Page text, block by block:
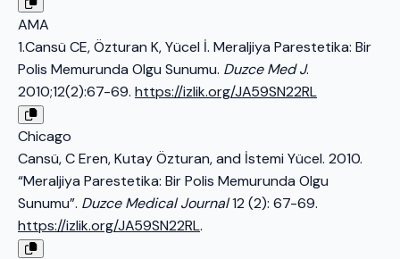
AMA
1.Cansü CE, Özturan K, Yücel İ. Meraljiya Parestetika: Bir
Polis Memurunda Olgu Sunumu. Duzce Med J.
2010;12(2):67-69. https://izlik.org/JA59SN22RL
Chicago
Cansü, C Eren, Kutay Özturan, and İstemi Yücel. 2010.
“Meraljiya Parestetika: Bir Polis Memurunda Olgu
Sunumu”. Duzce Medical Journal12 (2): 67-69.
https://izlik.org/JA59SN22RL.